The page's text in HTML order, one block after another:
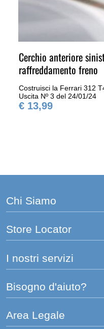
Cerchio anteriore
raffreddamento freno
Costruisci la Ferrari 312
Uscita Nº 3 del 24/01/24
€ 13,99
Chi Siamo
Store Locator
I nostri servizi
Bisogno d'aiuto?
Area Legale